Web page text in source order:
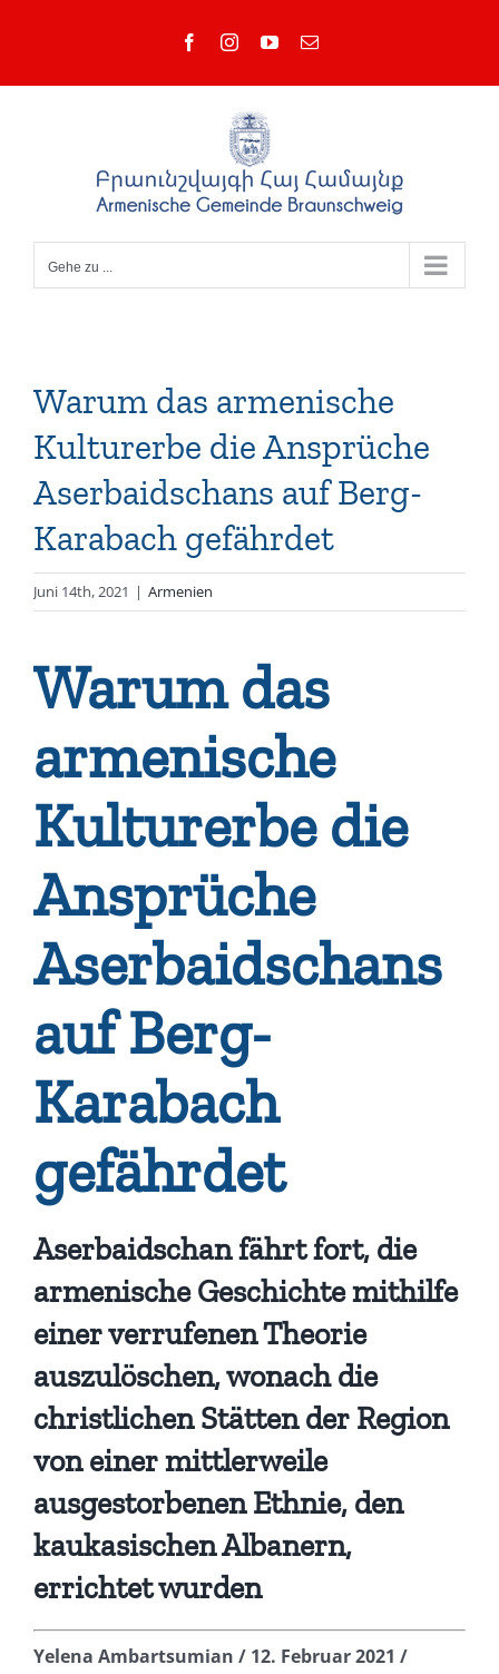
FacebookInstagramYouTube
E-
Gehe zu ...
Warum das armenische
Kulturerbe die Ansprüche
Aserbaidschans auf Berg-
Karabach gefährdet
Juni 14th, 2021 | Armenien
Warum das
armenische
Kulturerbe die
Ansprüche
Aserbaidschans
auf Berg-
Karabach
gefährdet
Aserbaidschan fährt fort, die
armenische Geschichte mithilfe
einer verrufenen Theorie
auszulöschen, wonach die
christlichen Stätten der Region
von einer mittlerweile
ausgestorbenen Ethnie, den
kaukasischen Albanern,
errichtet wurden
Yelena Ambartsumian / 12. Februar 2021 /